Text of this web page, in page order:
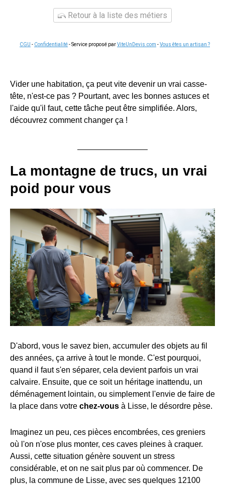
Retour à la liste des métiers
CGU - Confidentialité- Service proposé parViteUnDevis.com -Vous êtes un artisan ?
Vider une habitation, ça peut vite devenir un vrai casse-
tête, n'est-ce pas ? Pourtant, avec les bonnes astuces et
l'aide qu'il faut, cette tâche peut être simplifiée. Alors,
découvrez comment changer ça !
La montagne de trucs, un vrai
poid pour vous
D'abord, vous le savez bien, accumuler des objets au fil
des années, ça arrive à tout le monde. C'est pourquoi,
quand il faut s'en séparer, cela devient parfois un vrai
calvaire. Ensuite, que ce soit un héritage inattendu, un
déménagement lointain, ou simplement l'envie de faire de
la place dans votre chez-vous à Lisse, le désordre pèse.
Imaginez un peu, ces pièces encombrées, ces greniers
où l'on n'ose plus monter, ces caves pleines à craquer.
Aussi, cette situation génère souvent un stress
considérable, et on ne sait plus par où commencer. De
plus, la commune de Lisse, avec ses quelques 12100